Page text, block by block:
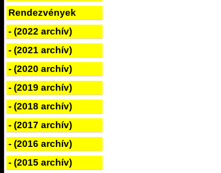
Rendezvények
- (2022 archív)
- (2021 archív)
- (2020 archív)
- (2019 archív)
- (2018 archív)
- (2017 archív)
- (2016 archív)
- (2015 archív)